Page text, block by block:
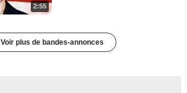
2:55
Voir plus de bandes-annonces